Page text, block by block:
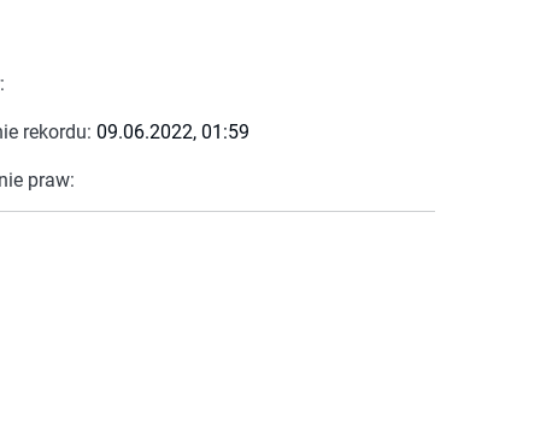
rekordu: 09.06.2022, 01:59
praw: